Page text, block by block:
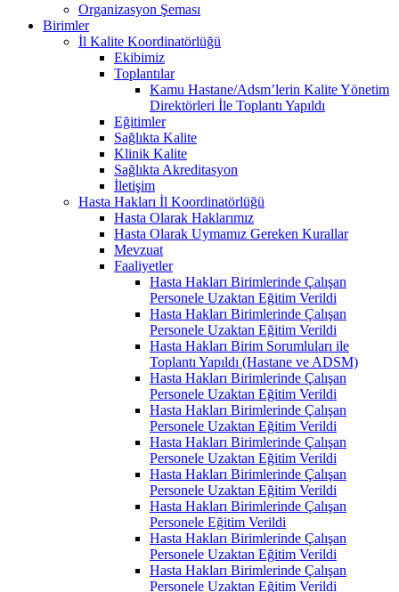
Organizasyon Şeması
Birimler
İl Kalite Koordinatörlüğü
Ekibimiz
Toplantılar
Kamu Hastane/Adsm’lerin Kalite Yönetim
Direktörleri İle Toplantı Yapıldı
Eğitimler
Sağlıkta Kalite
Klinik Kalite
Sağlıkta Akreditasyon
İletişim
Hasta Hakları İl Koordinatörlüğü
Hasta Olarak Haklarımız
Hasta Olarak Uymamız Gereken Kurallar
Mevzuat
Faaliyetler
Hasta Hakları Birimlerinde Çalışan
Personele Uzaktan Eğitim Verildi
Hasta Hakları Birimlerinde Çalışan
Personele Uzaktan Eğitim Verildi
Hasta Hakları Birim Sorumluları ile
Toplantı Yapıldı (Hastane ve ADSM)
Hasta Hakları Birimlerinde Çalışan
Personele Uzaktan Eğitim Verildi
Hasta Hakları Birimlerinde Çalışan
Personele Uzaktan Eğitim Verildi
Hasta Hakları Birimlerinde Çalışan
Personele Uzaktan Eğitim Verildi
Hasta Hakları Birimlerinde Çalışan
Personele Uzaktan Eğitim Verildi
Hasta Hakları Birimlerinde Çalışan
Personele Eğitim Verildi
Hasta Hakları Birimlerinde Çalışan
Personele Uzaktan Eğitim Verildi
Hasta Hakları Birimlerinde Çalışan
Personele Uzaktan Eğitim Verildi